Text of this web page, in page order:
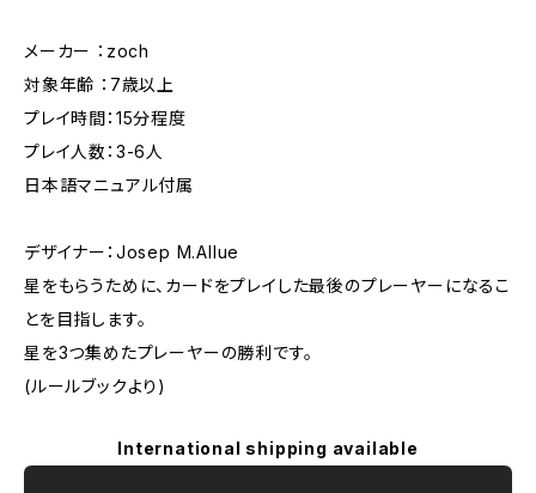
メーカー ：zoch
対象年齢 ：7歳以上
プレイ時間：15分程度
プレイ人数：3-6人
日本語マニュアル付属
デザイナー：Josep M.Allue
星をもらうために、カードをプレイした最後のプレーヤーになるこ
とを目指します。
星を3つ集めたプレーヤーの勝利です。
(ルールブックより)
International shipping available